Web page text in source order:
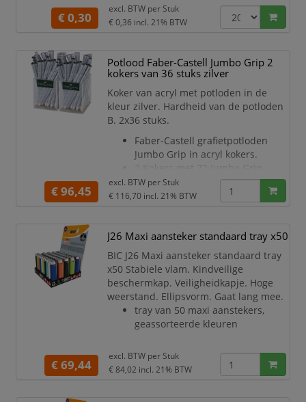
€ 0,30
excl. BTW per Stuk
€ 0,36 incl. 21% BTW
Potlood Faber-Castell Jumbo Grip 2
kokers van 36 stuks zilver
Koker van acryl met potloden in de
kleur zilver. Hardheid van de potloden
B. 2x36 stuks.
Faber-Castell grafietpotloden
Jumbo Grip in acryl kokers.
2 Kokers met 72 Jumbo Grip
grafietpotloden in de kleur grijs
2x36 stuks.
speciale SV-verlijming waardoor
deze beschermd is tegen breken.
De gepatenteerde softgripzone
voorkomt dat de vingers
wegglijden.
Het dikkere Jumbo poltood kan
bijzonder goed worden vastgeho
€ 96,45
excl. BTW per Stuk
€ 116,70 incl. 21% BTW
J26 Maxi aansteker standaard tray x50
BIC J26 Maxi aansteker standaard tray
x50 Stabiele vlam. Kindveilige
beschermkap. Veiligheidkapje. Hoge
weerstand. Ellipsvorm. Gaat lang mee.
tray van 50 maxi aanstekers,
geassorteerde kleuren
€ 69,44
excl. BTW per Stuk
€ 84,02 incl. 21% BTW